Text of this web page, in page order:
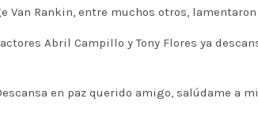
Van Rankin, entre muchos otros,
Abril Campillo y Tony Flores ya
en paz querido amigo, salúdame a